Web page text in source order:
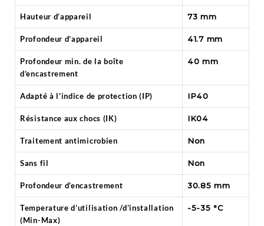
Hauteur d’appareil 73 mm
Profondeur d’appareil 41.7 mm
Profondeur min. de la boîte
d’encastrement
40 mm
Adapté à l’indice de protection (IP) IP40
Résistance aux chocs (IK) IK04
Traitement antimicrobien Non
Sans fil Non
Profondeur d’encastrement 30.85 mm
Temperature d’utilisation /d’installation
(Min-Max)
-5-35 °C